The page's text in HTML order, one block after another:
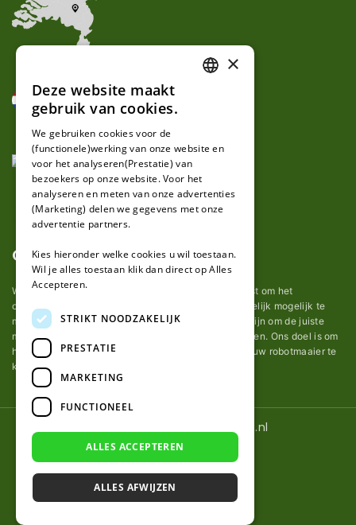
Over ons
Wij van robotmaaier-mesjes.nl doen ons uiterste best om het
onderhoud van robot grasmaaier mesjes zo gemakkelijk mogelijk te
maken. Uit ervaring merkten we hoe lastig het kan zijn om de juiste
messen voor een automatische grasmachine te vinden. Ons doel is om
het u makkelijk te maken om de goede mesjes voor uw robotmaaier te
kopen.
© 2026 Robotmaaier-mesjes.nl
GERMAN
×
Deze website maakt
gebruik van cookies.
We gebruiken cookies voor de
(functionele)werking van onze website en
voor het analyseren(Prestatie) van
bezoekers op onze website. Voor het
analyseren en meten van onze advertenties
(Marketing) delen we gegevens met onze
advertentie partners.
Kies hieronder welke cookies u wil toestaan.
Wil je alles toestaan klik dan direct op Alles
Accepteren.
STRIKT NOODZAKELIJK
PRESTATIE
MARKETING
FUNCTIONEEL
ALLES ACCEPTEREN
ALLES AFWIJZEN